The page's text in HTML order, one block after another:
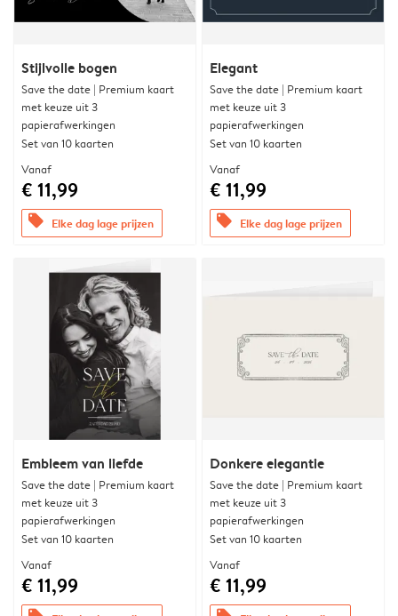
Stijlvolle bogen
Save the date | Premium kaart
met keuze uit 3
papierafwerkingen
Set van 10 kaarten
Vanaf
€ 11,99
offers Elke dag lage prijzen
Elegant
Save the date | Premium kaart
met keuze uit 3
papierafwerkingen
Set van 10 kaarten
Vanaf
€ 11,99
offers Elke dag lage prijzen
Embleem van liefde
Save the date | Premium kaart
met keuze uit 3
papierafwerkingen
Set van 10 kaarten
Vanaf
€ 11,99
Donkere elegantie
Save the date | Premium kaart
met keuze uit 3
papierafwerkingen
Set van 10 kaarten
Vanaf
€ 11,99